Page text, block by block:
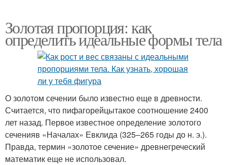
Золотая пропорция: как
определить идеальные формы тела
О золотом сечении было известно еще в древности.
Считается, что пифагорейцытакое соотношение 2400
лет назад. Первое известное определение золотого
сеченияв «Началах» Евклида (325–265 годы до н. э.).
Правда, термин «золотое сечение» древнегреческий
математик еще не использовал.